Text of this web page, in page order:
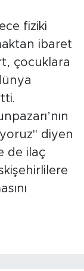
fiziki
ibaret
çocuklara
diyen
de ilaç